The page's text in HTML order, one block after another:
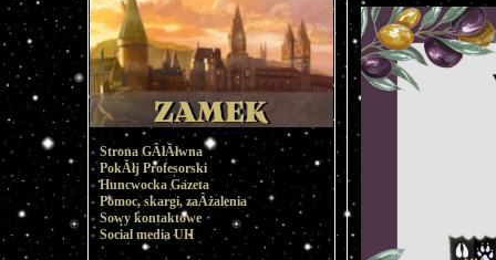
Strona GÂłĂłwna
PokĂłj Profesorski
Huncwocka Gazeta
Pomoc, skargi, zaÂżalenia
Sowy kontaktowe
Social media UH